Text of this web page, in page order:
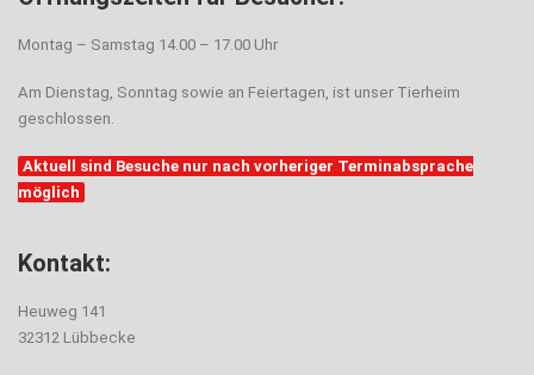
Montag – Samstag 14.00 – 17.00 Uhr
Am Dienstag, Sonntag sowie an Feiertagen, ist unser Tierheim
geschlossen.
Aktuell sind Besuche nur nach vorheriger Terminabsprache
möglich
Kontakt:
Heuweg 141
32312 Lübbecke